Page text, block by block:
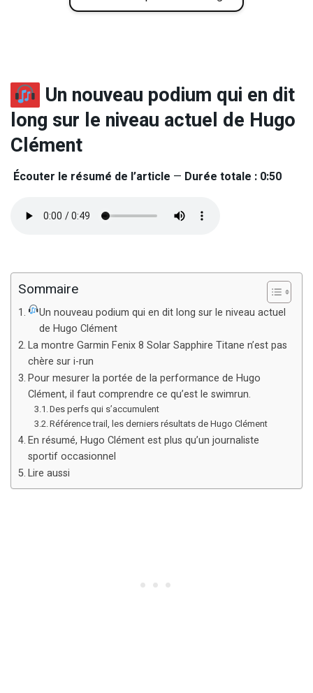
Un nouveau podium qui en dit
long sur le niveau actuel de Hugo
Clément
Écouter le résumé de l’article — Durée totale : 0:50
Sommaire
Un nouveau podium qui en dit long sur le niveau actuel
de Hugo Clément
La montre Garmin Fenix 8 Solar Sapphire Titane n’est pas
chère sur i-run
Pour mesurer la portée de la performance de Hugo
Clément, il faut comprendre ce qu’est le swimrun.
Des perfs qui s’accumulent
Référence trail, les derniers résultats de Hugo Clément
En résumé, Hugo Clément est plus qu’un journaliste
sportif occasionnel
Lire aussi